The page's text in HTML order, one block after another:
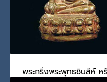
พระบรมวงศานุวงศ์,รัชกาลที่ 9
TAGGED UNDER: พระกริ่ง,พระกริ่
พระกริ่งพระพุทธชินสีห์